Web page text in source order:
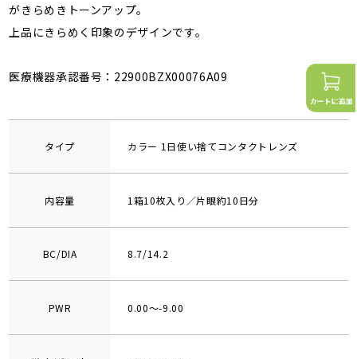
がきらめきトーンアップ。
上品にきらめく印象のデザインです。
医療機器承認番号：22900BZX00076A09
タイプ カラー 1日使い捨てコンタクトレンズ
内容量 1箱10枚入り／片眼約10日分
BC/DIA 8.7/14.2
PWR 0.00～-9.00